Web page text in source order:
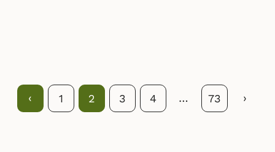
Précédent
‹ Page
1 Page
2 Page
3 Page
4 … Page
73 Suivant
›